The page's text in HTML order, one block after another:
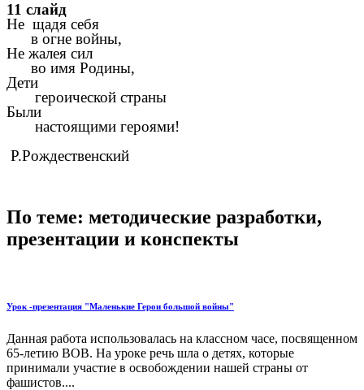
11 слайд
Не щадя себя
в огне войны,
Не жалея сил
во имя Родины,
Дети
героической страны
Были
настоящими героями!
Р.Рождественский
По теме: методические разработки,
презентации и конспекты
Урок -презентация "Маленькие Герои большой войны"
Данная работа использовалась на классном часе, посвященном
65-летию ВОВ. На уроке речь шла о детях, которые
принимали участие в освобождении нашей страны от
фашистов....